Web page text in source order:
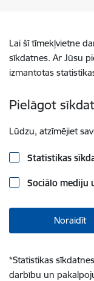
Lai šī tīmekļvietne
sīkdatnes. Ar Jūsu
izmantotas
Pielāgot
Lūdzu, atzīmējiet
Statistikas
Sociālo mediju
Noraidīt
*Statistikas
darbību un